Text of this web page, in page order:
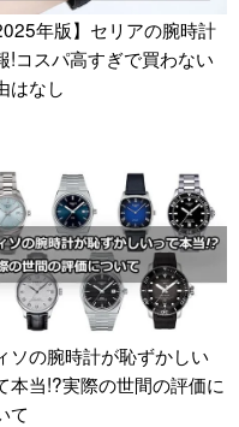
年版】セリアの腕時計
!コスパ高すぎで買わない
はなし
ソの腕時計が恥ずかしい
本当!?実際の世間の評価に
て